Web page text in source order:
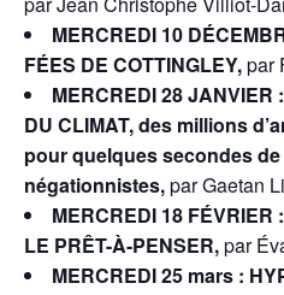
MERCREDI 10
FÉES DE COTTINGLEY,par
MERCREDI 28 JANVIER
DU CLIMAT, des millions
pour quelques secondes
négationnistes,par Gaetan
MERCREDI 18 FÉVRIER
LE PRÊT-À-PENSER,par
MERCREDI 25 mars :